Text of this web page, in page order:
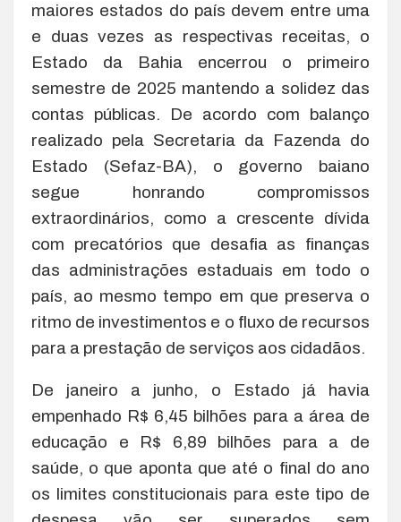
maiores estados do país devem entre uma
e duas vezes as respectivas receitas, o
Estado da Bahia encerrou o primeiro
semestre de 2025 mantendo a solidez das
contas públicas. De acordo com balanço
realizado pela Secretaria da Fazenda do
Estado (Sefaz-BA), o governo baiano
segue honrando compromissos
extraordinários, como a crescente dívida
com precatórios que desafia as finanças
das administrações estaduais em todo o
país, ao mesmo tempo em que preserva o
ritmo de investimentos e o fluxo de recursos
para a prestação de serviços aos cidadãos.
De janeiro a junho, o Estado já havia
empenhado R$ 6,45 bilhões para a área de
educação e R$ 6,89 bilhões para a de
saúde, o que aponta que até o final do ano
os limites constitucionais para este tipo de